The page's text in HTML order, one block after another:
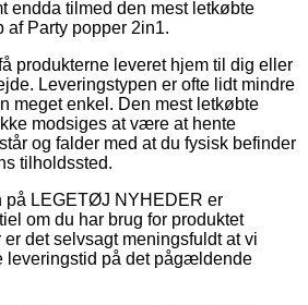
endda tilmed den mest letkøbte
Party popper 2in1.
produkterne leveret hjem til dig eller
Leveringstypen er ofte lidt mindre
meget enkel. Den mest letkøbte
modsiges at være at hente
og falder med at du fysisk befinder
tilholdssted.
på LEGETØJ NYHEDER er
om du har brug for produktet
det selvsagt meningsfuldt at vi
leveringstid på det pågældende